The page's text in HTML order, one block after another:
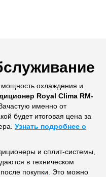
охлаждения и
Royal Clima RM-
именно от
будет итоговая цена за
Узнать подробнее о
и сплит-системы,
в техническом
покупки. Это можно